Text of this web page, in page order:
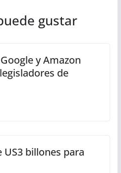
gustar
y Amazon
de
US3 billones para